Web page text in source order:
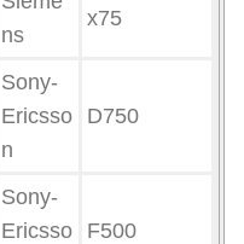
ns
x75
Sony-
Ericsso
n
D750
Sony-
Ericsso
F500